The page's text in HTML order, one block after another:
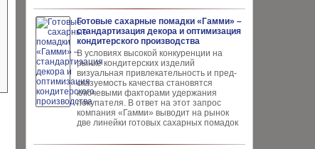
Готовые сахарные помадки «Гамми» –
стандартизация декора и оптимизация
кондитерского производства
В условиях высокой кон­куренции на
рынке конди­терских изделий
визуальная привлекательность и пред­
сказуемость качества ста­новятся
ключевыми факто­рами удержания
покупателя. В ответ на этот запрос
компания «Гамми» выводит на рынок
две линейки готовых сахарных помадок